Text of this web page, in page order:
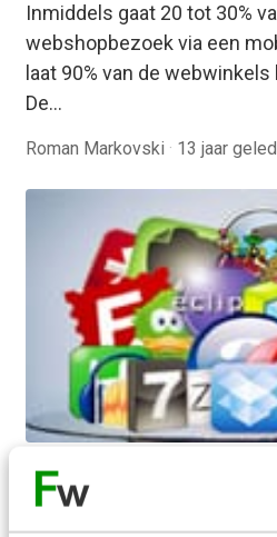
Inmiddels gaat 20 tot 30%
webshopbezoek via een
laat 90% van de
De…
Roman Markovski · 13 jaar
KLANTCONTACT & CX
App, mobiele of